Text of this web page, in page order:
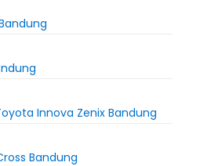
Innova Zenix Bandung
Bandung